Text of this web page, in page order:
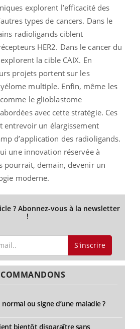
explorent l’efficacité des
types de cancers. Dans le
radioligands ciblent
HER2. Dans le cancer du
la cible CAIX. En
projets portent sur les
multiple. Enfin, même les
le glioblastome
avec cette stratégie. Ces
entrevoir un élargissement
d’application des radioligands.
une innovation réservée à
pourrait, demain, devenir un
moderne.
? Abonnez-vous à la newsletter
!
S'inscrire
ou signe d’une maladie ?
bientôt disparaître sans